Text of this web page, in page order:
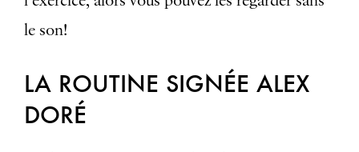
le son!
LA ROUTINE SIGNÉE ALEX
DORÉ